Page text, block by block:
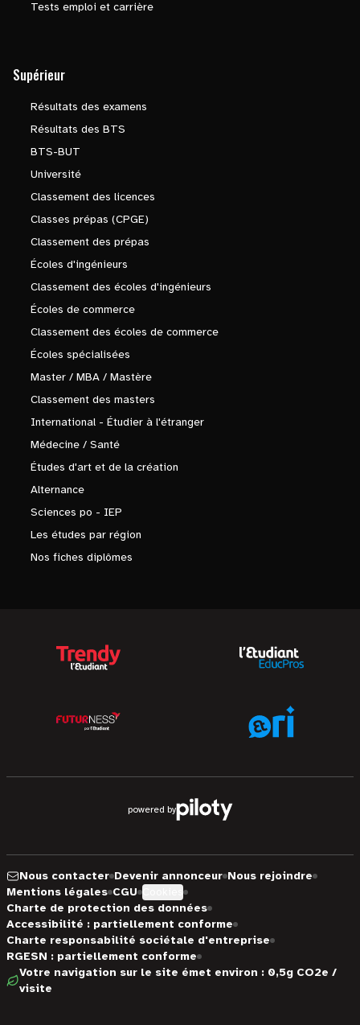
Tests emploi et carrière
Supérieur
Résultats des examens
Résultats des BTS
BTS-BUT
Université
Classement des licences
Classes prépas (CPGE)
Classement des prépas
Écoles d'ingénieurs
Classement des écoles d'ingénieurs
Écoles de commerce
Classement des écoles de commerce
Écoles spécialisées
Master / MBA / Mastère
Classement des masters
International - Étudier à l'étranger
Médecine / Santé
Études d'art et de la création
Alternance
Sciences po - IEP
Les études par région
Nos fiches diplômes
powered by
Nous contacter Devenir annonceur Nous rejoindre
Mentions légales CGU
Charte de protection des données
Accessibilité : partiellement conforme
Charte responsabilité sociétale d'entreprise
RGESN : partiellement conforme
Votre navigation sur le site émet environ : 0,5g CO2e /
visite